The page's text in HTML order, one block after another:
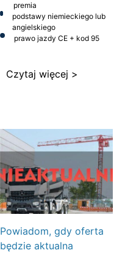
premia
podstawy niemieckiego lub
angielskiego
prawo jazdy CE + kod 95
Czytaj więcej >
Powiadom, gdy oferta
będzie aktualna